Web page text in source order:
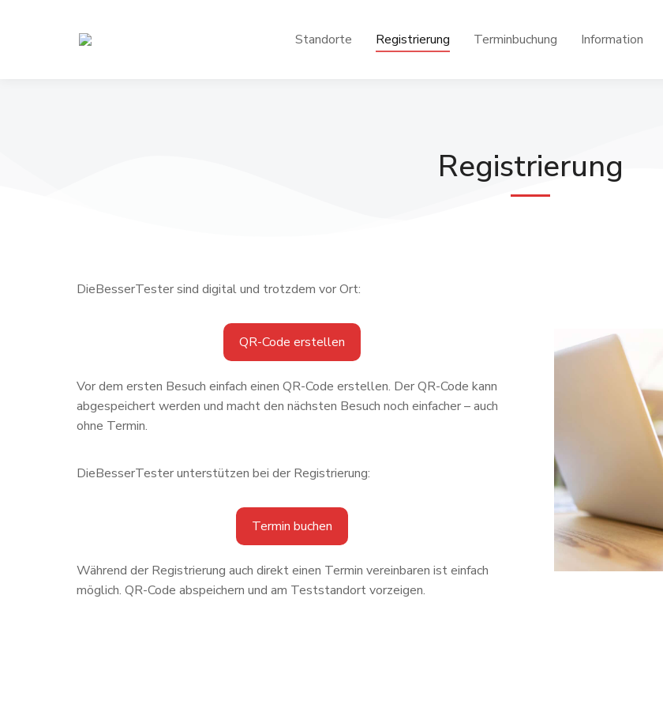
Standorte Registrierung Terminbuchung Information
Registrierung
DieBesserTester sind digital und trotzdem vor Ort:
QR-Code erstellen
Vor dem ersten Besuch einfach einen QR-Code erstellen. Der QR-Code kann
abgespeichert werden und macht den nächsten Besuch noch einfacher – auch
ohne Termin.
DieBesserTester unterstützen bei der Registrierung:
Termin buchen
Während der Registrierung auch direkt einen Termin vereinbaren ist einfach
möglich. QR-Code abspeichern und am Teststandort vorzeigen.